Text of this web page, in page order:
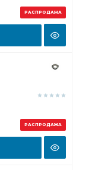
РАСПРОДАЖА
РАСПРОДАЖА